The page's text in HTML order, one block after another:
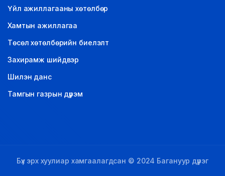
Үйл ажиллагааны хөтөлбөр
Хамтын ажиллагаа
Төсөл хөтөлбөрийн биелэлт
Захирамж шийдвэр
Шилэн данс
Тамгын газрын дүрэм
Бүх эрх хуулиар хамгаалагдсан © 2024 Багануур дүүрэг